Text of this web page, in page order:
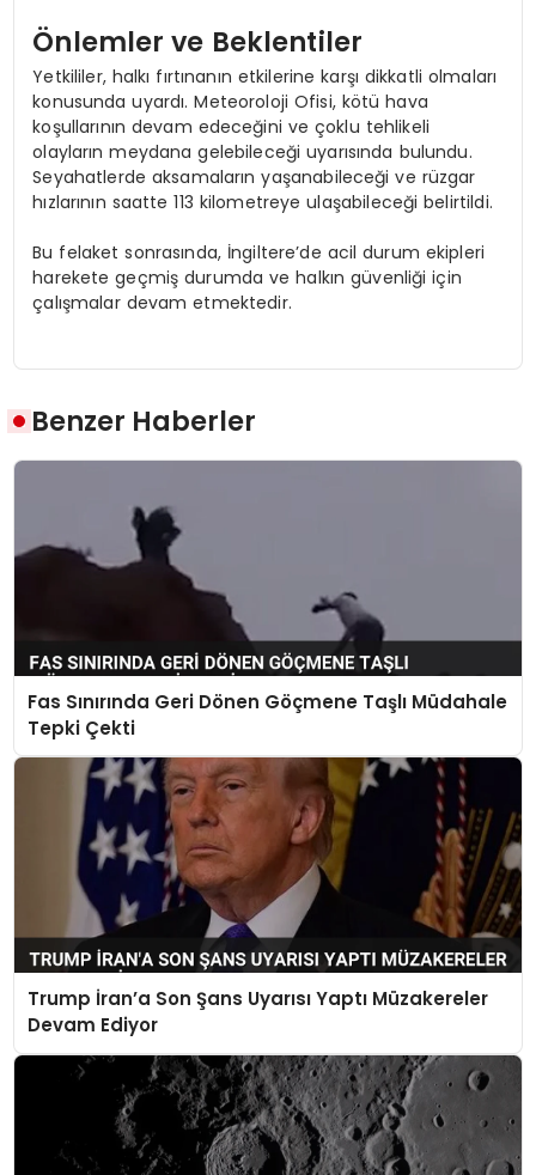
Önlemler ve Beklentiler
Yetkililer, halkı fırtınanın etkilerine karşı dikkatli olmaları
konusunda uyardı. Meteoroloji Ofisi, kötü hava
koşullarının devam edeceğini ve çoklu tehlikeli
olayların meydana gelebileceği uyarısında bulundu.
Seyahatlerde aksamaların yaşanabileceği ve rüzgar
hızlarının saatte 113 kilometreye ulaşabileceği belirtildi.
Bu felaket sonrasında, İngiltere’de acil durum ekipleri
harekete geçmiş durumda ve halkın güvenliği için
çalışmalar devam etmektedir.
Benzer Haberler
Fas Sınırında Geri Dönen Göçmene Taşlı Müdahale
Tepki Çekti
Trump İran’a Son Şans Uyarısı Yaptı Müzakereler
Devam Ediyor